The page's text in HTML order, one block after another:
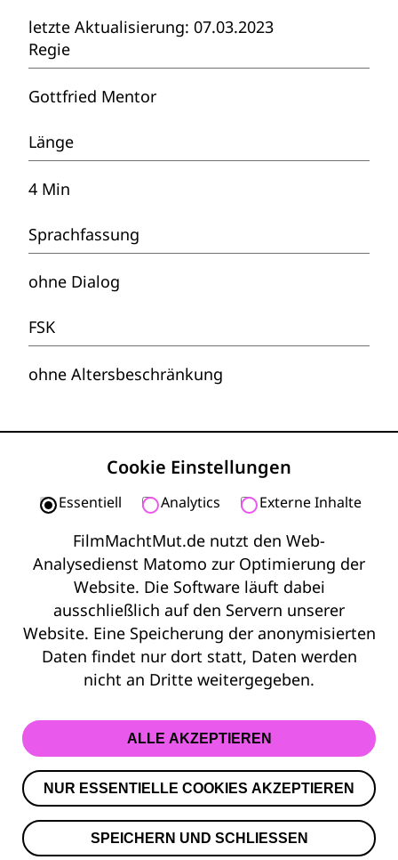
letzte Aktualisierung: 07.03.2023
Regie
Gottfried Mentor
Länge
4 Min
Sprachfassung
ohne Dialog
FSK
ohne Altersbeschränkung
© 2026 Film Macht Mut
Kontakt
Impressum
Datenschutz
Barrierefreiheit
Cookie Einstellungen
Essentiell Analytics Externe Inhalte
FilmMachtMut.de nutzt den Web-
Analysedienst Matomo zur Optimierung der
Website. Die Software läuft dabei
ausschließlich auf den Servern unserer
Website. Eine Speicherung der anonymisierten
Daten findet nur dort statt, Daten werden
nicht an Dritte weitergegeben.
ALLE AKZEPTIEREN
NUR ESSENTIELLE COOKIES AKZEPTIEREN
SPEICHERN UND SCHLIESSEN